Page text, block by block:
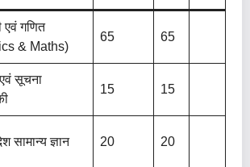
एवं गणित
& Maths)
65 65
सूचना
15 15
सामान्य ज्ञान 20 20